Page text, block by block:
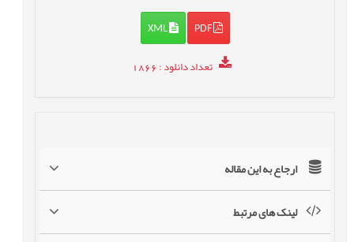
PDF
XML
تعداد دانلود: 1866
ارجاع به این مقاله
لینک های مرتبط